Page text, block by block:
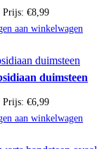
Prijs: €8,99
aan winkelwagen
duimsteen
Prijs: €6,99
aan winkelwagen